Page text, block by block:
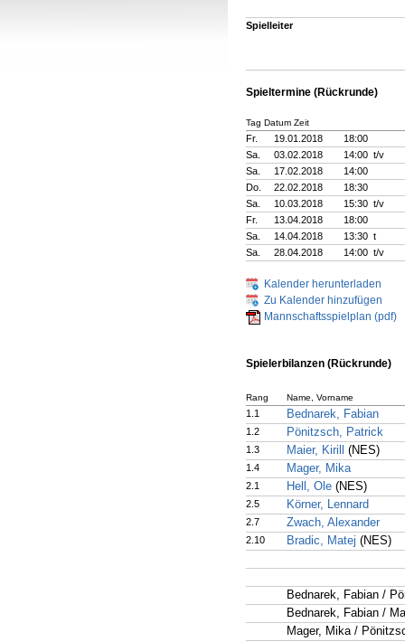
Spielleiter
Spieltermine (Rückrunde)
Tag Datum Zeit
Fr. 19.01.2018
18:00
Sa.
03.02.2018
14:00 t/v
Sa.
17.02.2018
14:00
Do.
22.02.2018
18:30
Sa.
10.03.2018
15:30 t/v
Fr.
13.04.2018
18:00
Sa.
14.04.2018
13:30 t
Sa.
28.04.2018 14:00 t/v
Kalender herunterladen
Zu Kalender hinzufügen
Mannschaftsspielplan (pdf)
Spielerbilanzen (Rückrunde)
Rang Name, Vorname
1.1 Bednarek, Fabian
1.2 Pönitzsch, Patrick
1.3 Maier, Kirill (NES)
1.4 Mager, Mika
2.1 Hell, Ole (NES)
2.5 Körner, Lennard
2.7 Zwach, Alexander
2.10 Bradic, Matej (NES)
Bednarek, Fabian /
Bednarek, Fabian /
Mager, Mika /